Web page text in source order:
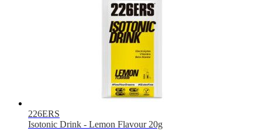
226ERS
Isotonic Drink - Lemon Flavour 20g